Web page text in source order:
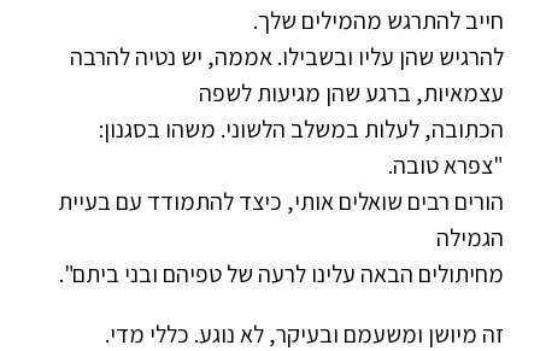
חייב להתרגש מהמילים שלך.
להרגיש שהן עליו ובשבילו. אממה, יש נטיה להרבה
עצמאיות, ברגע שהן מגיעות לשפה
הכתובה, לעלות במשלב הלשוני. משהו בסגנון:
"צפרא טובה.
הורים רבים שואלים אותי, כיצד להתמודד עם בעיית
הגמילה
מחיתולים הבאה עלינו לרעה של טפיהם ובני ביתם".
זה מיושן ומשעמם ובעיקר, לא נוגע. כללי מדי.